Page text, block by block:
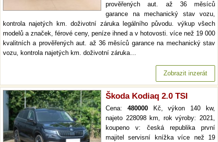
prověřených aut. až 36 měsíců
garance na mechanický stav vozu,
kontrola najetých km. doživotní záruka legálního původu. výkup všech
modelů a značek, férové ceny, peníze ihned a v hotovosti. více než 19 000
kvalitních a prověřených aut. až 36 měsíců garance na mechanický stav
vozu, kontrola najetých km. doživotní záruka…
Zobrazit inzerát
Škoda Kodiaq 2.0 TSI
Cena: 480000Kč, výkon 140 kw,
najeto 228098 km, rok výroby: 2021,
koupeno v: česká republika první
majitel servisní knížka více než 19